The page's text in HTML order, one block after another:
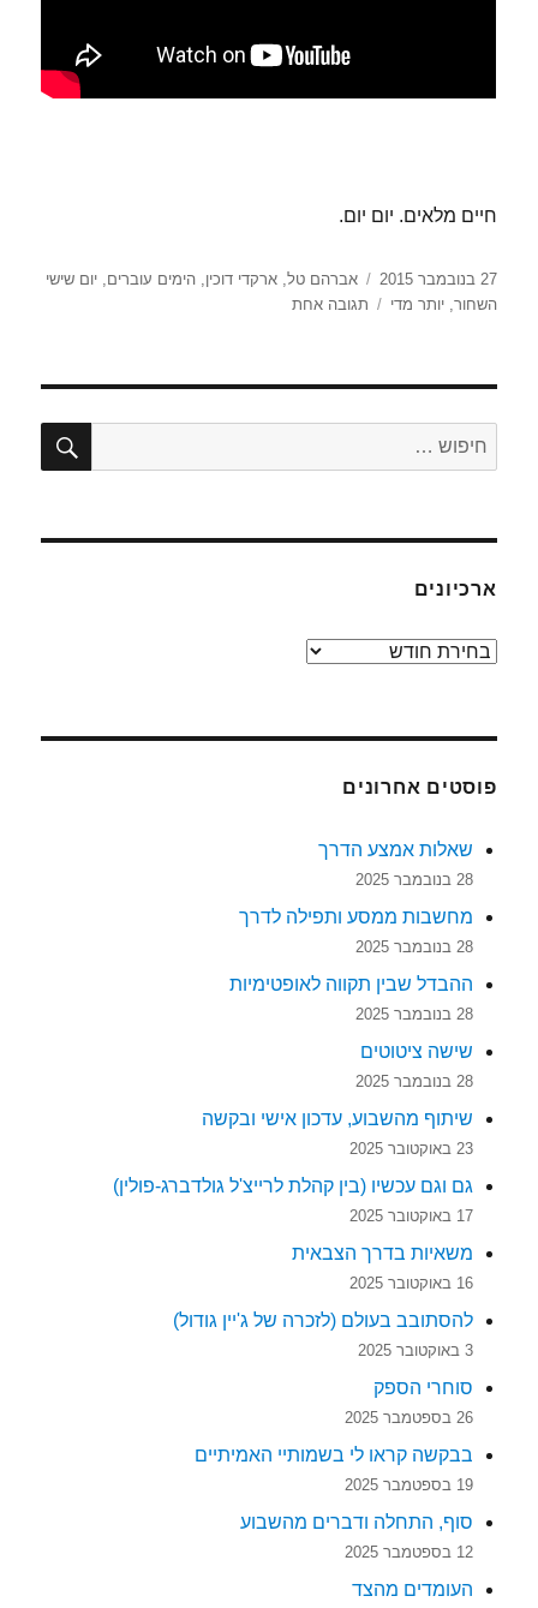
חיים מלאים. יום יום.
פורסם
בתאריך
27 בנובמבר 2015 תגיות
אברהם טל,ארקדי דוכין,הימים עוברים,יום שישי
השחור,יותר מדי תגובה אחתעל
ל"יום
חפש:
ארכיונים
ארכיונים
פוסטים אחרונים
שאלות אמצע הדרך
28 בנובמבר 2025
מחשבות ממסע ותפילה לדרך
28 בנובמבר 2025
ההבדל שבין תקווה לאופטימיות
28 בנובמבר 2025
שישה ציטוטים
28 בנובמבר 2025
שיתוף מהשבוע, עדכון אישי ובקשה
23 באוקטובר 2025
גם וגם עכשיו (בין קהלת לרייצ'ל גולדברג-פולין)
17 באוקטובר 2025
משאיות בדרך הצבאית
16 באוקטובר 2025
להסתובב בעולם (לזכרה של ג'יין גודול)
3 באוקטובר 2025
סוחרי הספק
26 בספטמבר 2025
בבקשה קראו לי בשמותיי האמיתיים
19 בספטמבר 2025
סוף, התחלה ודברים מהשבוע
12 בספטמבר 2025
העומדים מהצד